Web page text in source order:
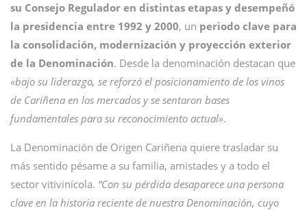
su Consejo Regulador en distintas etapas y desempeñó
la presidencia entre 1992 y 2000, un periodo clave para
la consolidación, modernización y proyección exterior
de la Denominación. Desde la denominación destacan que
«bajo su liderazgo, se reforzó el posicionamiento de los vinos
de Cariñena en los mercados y se sentaron bases
fundamentales para su reconocimiento actual».
La Denominación de Origen Cariñena quiere trasladar su
más sentido pésame a su familia, amistades y a todo el
sector vitivinícola. “Con su pérdida desaparece una persona
clave en la historia reciente de nuestra Denominación, cuyo